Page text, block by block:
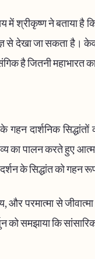
में श्रीकृष्ण ने बताया है
से देखा जा सकता है।
है जितनी महाभारत
दार्शनिक
का पालन करते हुए
के सिद्धांत को गहन
और परमात्मा से
समझाया कि